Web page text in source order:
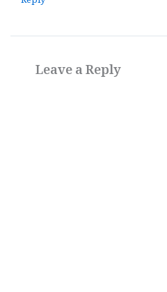
Leave a Reply